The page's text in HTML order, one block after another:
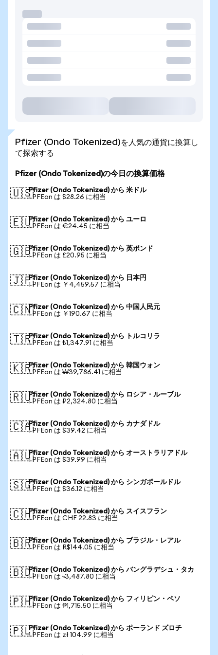
Pfizer (Ondo Tokenized)を人気の通貨に換算し
て探索する
Pfizer (Ondo Tokenized)の今日の換算価格
🇺🇸Pfizer (Ondo Tokenized) から 米ドル
1 PFEon は $28.26 に相当
🇪🇺Pfizer (Ondo Tokenized) から ユーロ
1 PFEon は €24.45 に相当
🇬🇧Pfizer (Ondo Tokenized) から 英ポンド
1 PFEon は £20.95 に相当
🇯🇵Pfizer (Ondo Tokenized) から 日本円
1 PFEon は ￥4,459.57 に相当
🇨🇳Pfizer (Ondo Tokenized) から 中国人民元
1 PFEon は ￥190.67 に相当
🇹🇷Pfizer (Ondo Tokenized) から トルコリラ
1 PFEon は ₺1,347.91 に相当
🇰🇷Pfizer (Ondo Tokenized) から 韓国ウォン
1 PFEon は ₩39,786.41 に相当
🇷🇺Pfizer (Ondo Tokenized) から ロシア・ルーブル
1 PFEon は ₽2,324.80 に相当
🇨🇦Pfizer (Ondo Tokenized) から カナダドル
1 PFEon は $39.42 に相当
🇦🇺Pfizer (Ondo Tokenized) から オーストラリアドル
1 PFEon は $39.99 に相当
🇸🇬Pfizer (Ondo Tokenized) から シンガポールドル
1 PFEon は $36.12 に相当
🇨🇭Pfizer (Ondo Tokenized) から スイスフラン
1 PFEon は CHF 22.83 に相当
🇧🇷Pfizer (Ondo Tokenized) から ブラジル・レアル
1 PFEon は R$144.05 に相当
🇧🇩Pfizer (Ondo Tokenized) から バングラデシュ・タカ
1 PFEon は ৳3,487.80 に相当
🇵🇭Pfizer (Ondo Tokenized) から フィリピン・ペソ
1 PFEon は ₱1,715.50 に相当
🇵🇱Pfizer (Ondo Tokenized) から ポーランド ズロチ
1 PFEon は zł 104.99 に相当